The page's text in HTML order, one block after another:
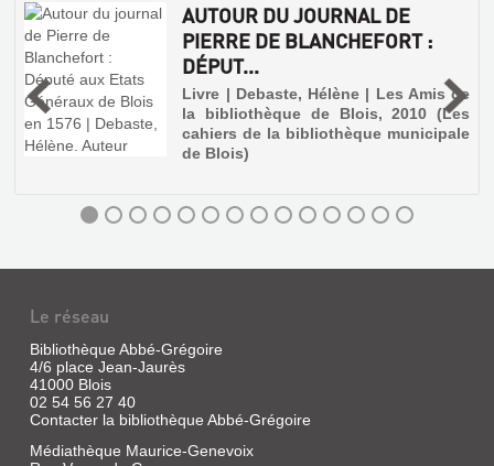
VERBAL
SÉANCES
TENUES
DANS
L'ÉGLISE
CAT...
Livre,
AUTOUR DU JOURNAL DE
PIERRE DE BLANCHEFORT :
DÉPUT...
Livre | Debaste, Hélène | Les Amis de
la bibliothèque de Blois, 2010 (Les
cahiers de la bibliothèque municipale
de Blois)
Le réseau
Bibliothèque Abbé-Grégoire
4/6 place Jean-Jaurès
41000 Blois
02 54 56 27 40
Contacter la bibliothèque Abbé-Grégoire
Médiathèque Maurice-Genevoix